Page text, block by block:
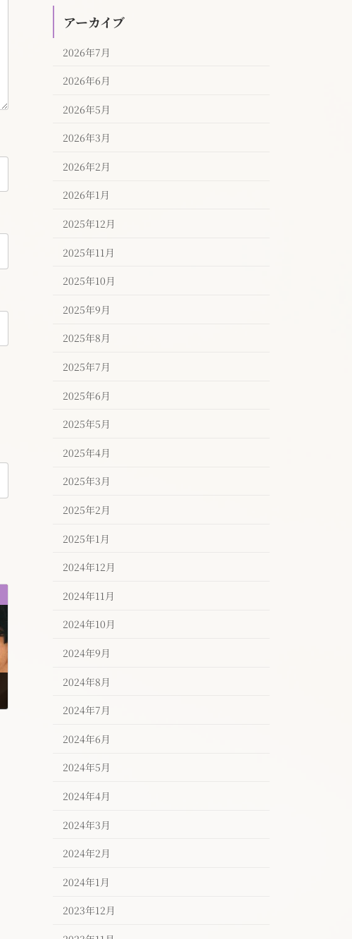
アーカイブ
2026年7月
2026年6月
2026年5月
2026年3月
2026年2月
2026年1月
2025年12月
2025年11月
2025年10月
2025年9月
2025年8月
2025年7月
2025年6月
2025年5月
2025年4月
2025年3月
2025年2月
2025年1月
2024年12月
2024年11月
2024年10月
2024年9月
2024年8月
2024年7月
2024年6月
2024年5月
2024年4月
2024年3月
2024年2月
2024年1月
2023年12月